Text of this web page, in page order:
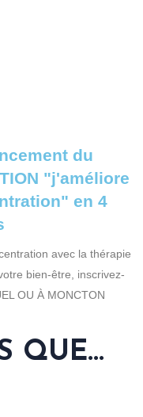
du
"j'améliore
en 4
avec la thérapie
bien-être, inscrivez-
OU À MONCTON
QUE...